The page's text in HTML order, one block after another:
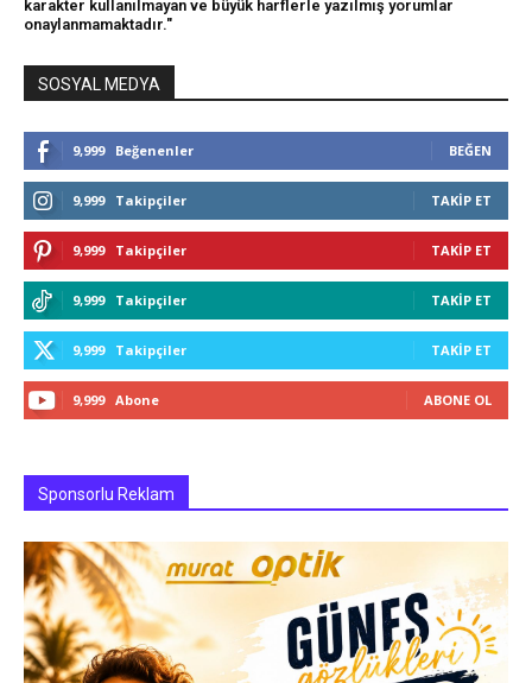
karakter kullanılmayan ve büyük harflerle yazılmış yorumlar
onaylanmamaktadır."
SOSYAL MEDYA
9,999 Beğenenler BEĞEN
9,999 Takipçiler TAKIP ET
9,999 Takipçiler TAKIP ET
9,999 Takipçiler TAKIP ET
9,999 Takipçiler TAKIP ET
9,999 Abone ABONE OL
Sponsorlu Reklam